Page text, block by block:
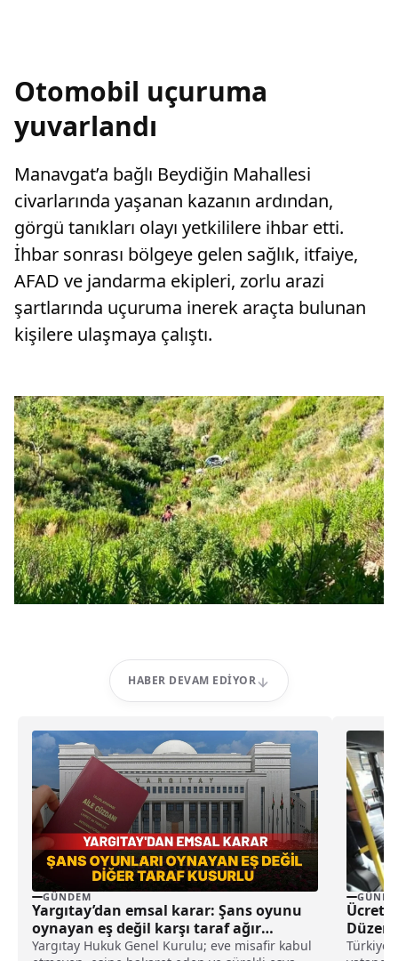
Otomobil uçuruma
yuvarlandı
Manavgat’a bağlı Beydiğin Mahallesi
civarlarında yaşanan kazanın ardından,
görgü tanıkları olayı yetkililere ihbar etti.
İhbar sonrası bölgeye gelen sağlık, itfaiye,
AFAD ve jandarma ekipleri, zorlu arazi
şartlarında uçuruma inerek araçta bulunan
kişilere ulaşmaya çalıştı.
HABER DEVAM EDIYOR
GÜNDEM
Yargıtay’dan emsal karar: Şans oyunu
oynayan eş değil karşı taraf ağır
kusurlu sayıldı
Yargıtay Hukuk Genel Kurulu; eve misafir kabul